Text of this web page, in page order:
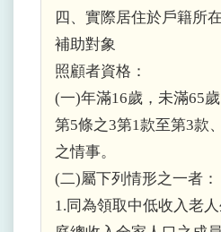
四、實際居住於戶籍所在
補助對象
照顧者資格：
(一)年滿16歲，未滿65
第5條之3第1款至第3款
之情事。
(二)屬下列情形之一者：
1.同為領取中低收入老